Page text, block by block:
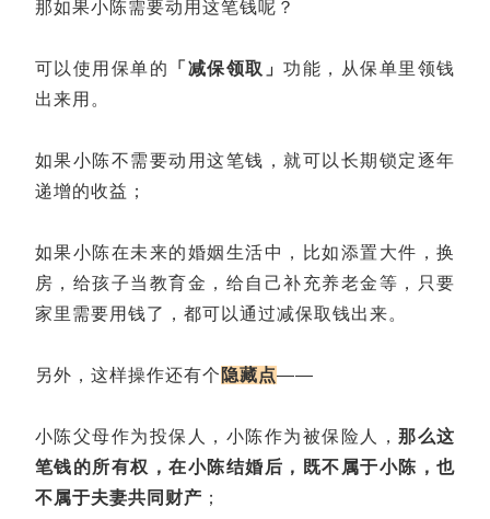
那如果小陈需要动用这笔钱呢？
可以使用保单的 「减保领取」功能，从保单里领钱
出来用。
如果小陈不需要动用这笔钱，就可以长期锁定逐年
递增的收益；
如果小陈在未来的婚姻生活中，比如添置大件，换
房，给孩子当教育金，给自己补充养老金等，只要
家里需要用钱了，都可以通过减保取钱出来。
另外，这样操作还有个 隐藏点——
小陈父母作为投保人，小陈作为被保险人，那么这
笔钱的所有权，在小陈结婚后，既不属于小陈，也
不属于夫妻共同财产 ；